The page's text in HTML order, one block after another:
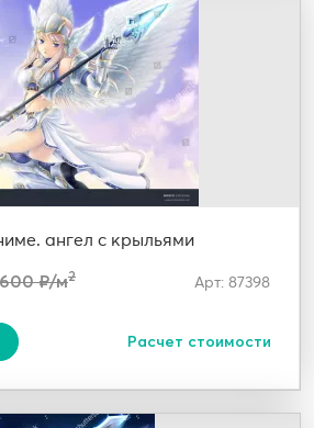
ангел с крыльями
₽/м2 Арт: 87398
Расчет стоимости